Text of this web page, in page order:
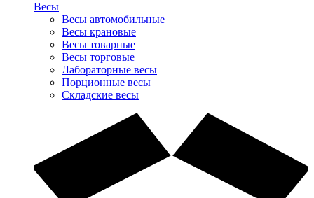
Весы
Весы автомобильные
Весы крановые
Весы товарные
Весы торговые
Лабораторные весы
Порционные весы
Складские весы